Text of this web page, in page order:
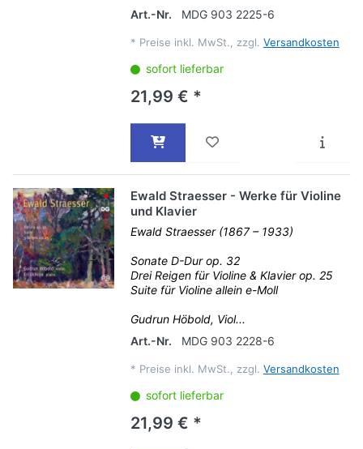
Art.-Nr.
MDG 903 2225-6
* Preise inkl. MwSt., zzgl. Versandkosten
sofort lieferbar
21,99 € *
Ewald Straesser - Werke für Violine
und Klavier
Ewald Straesser (1867 – 1933)
Sonate D-Dur op. 32
Drei Reigen für Violine & Klavier op. 25
Suite für Violine allein e-Moll
Gudrun Höbold, Viol...
Art.-Nr.
MDG 903 2228-6
* Preise inkl. MwSt., zzgl. Versandkosten
sofort lieferbar
21,99 € *